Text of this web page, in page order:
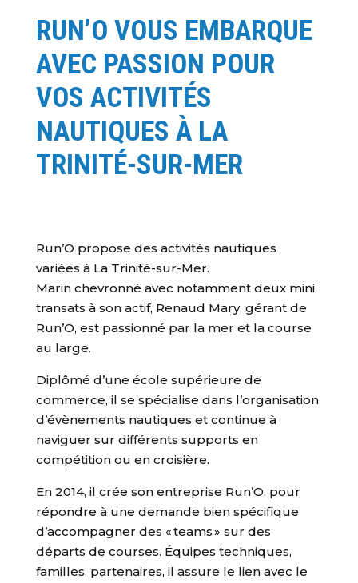
RUN’O VOUS EMBARQUE
AVEC PASSION POUR
VOS ACTIVITÉS
NAUTIQUES À LA
TRINITÉ-SUR-MER
Run’O propose des activités nautiques
variées à La Trinité-sur-Mer.
Marin chevronné avec notamment deux mini
transats à son actif, Renaud Mary, gérant de
Run’O, est passionné par la mer et la course
au large.
Diplômé d’une école supérieure de
commerce, il se spécialise dans l’organisation
d’évènements nautiques et continue à
naviguer sur différents supports en
compétition ou en croisière.
En 2014, il crée son entreprise Run’O, pour
répondre à une demande bien spécifique
d’accompagner des « teams » sur des
départs de courses. Équipes techniques,
familles, partenaires, il assure le lien avec le